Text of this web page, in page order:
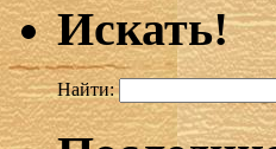
Искать!
Найти: